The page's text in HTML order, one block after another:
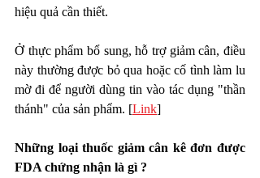
hiệu quả cần thiết.
Ở thực phẩm bổ sung, hỗ trợ giảm cân, điều
này thường được bỏ qua hoặc cố tình làm lu
mờ đi để người dùng tin vào tác dụng "thần
thánh" của sản phẩm. [Link]
Những loại thuốc giảm cân kê đơn được
FDA chứng nhận là gì ?